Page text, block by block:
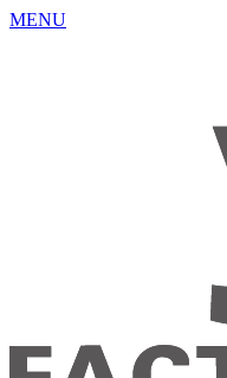
MENU